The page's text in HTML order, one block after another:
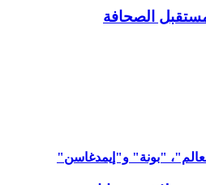
الصحافة
"بونة" و"إيمدغاسن"